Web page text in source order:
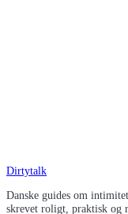
Dirtytalk
Danske guides om
skrevet roligt, praktisk og